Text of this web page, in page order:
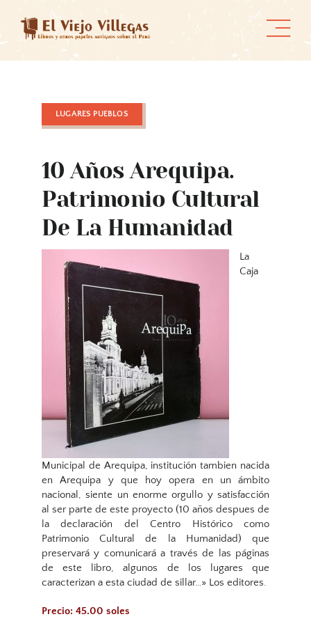
content
LUGARES PUEBLOS
10 Años Arequipa.
Patrimonio Cultural
De La Humanidad
La
Caja
Municipal de Arequipa, institución tambien nacida
en Arequipa y que hoy opera en un ámbito
nacional, siente un enorme orgullo y satisfacción
al ser parte de este proyecto (10 años despues de
la declaración del Centro Histórico como
Patrimonio Cultural de la Humanidad) que
preservará y comunicará a través de las páginas
de este libro, algunos de los lugares que
caracterizan a esta ciudad de sillar…» Los editores.
Precio: 45.00 soles